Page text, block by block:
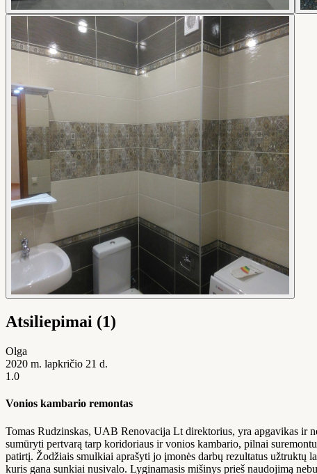
Atsiliepimai (1)
Olga
2020 m. lapkričio 21 d.
1.0
Vonios kambario remontas
Tomas Rudzinskas, UAB Renovacija Lt direktorius, yra apgavikas ir
sumūryti pertvarą tarp koridoriaus ir vonios kambario, pilnai
patirtį. Žodžiais smulkiai aprašyti jo įmonės darbų rezultatus užtruktų
kuris gana sunkiai nusivalo. Lyginamasis mišinys prieš naudojimą